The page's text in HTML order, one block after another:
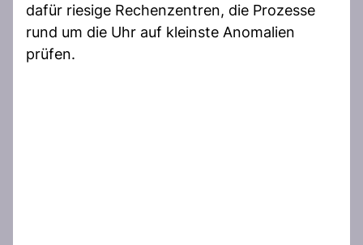
dafür riesige Rechenzentren, die Prozesse
rund um die Uhr auf kleinste Anomalien
prüfen.